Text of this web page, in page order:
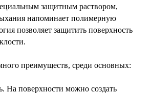
защитным раствором,
напоминает полимерную
позволяет защитить поверхность
преимуществ, среди основных:
На поверхности можно создать